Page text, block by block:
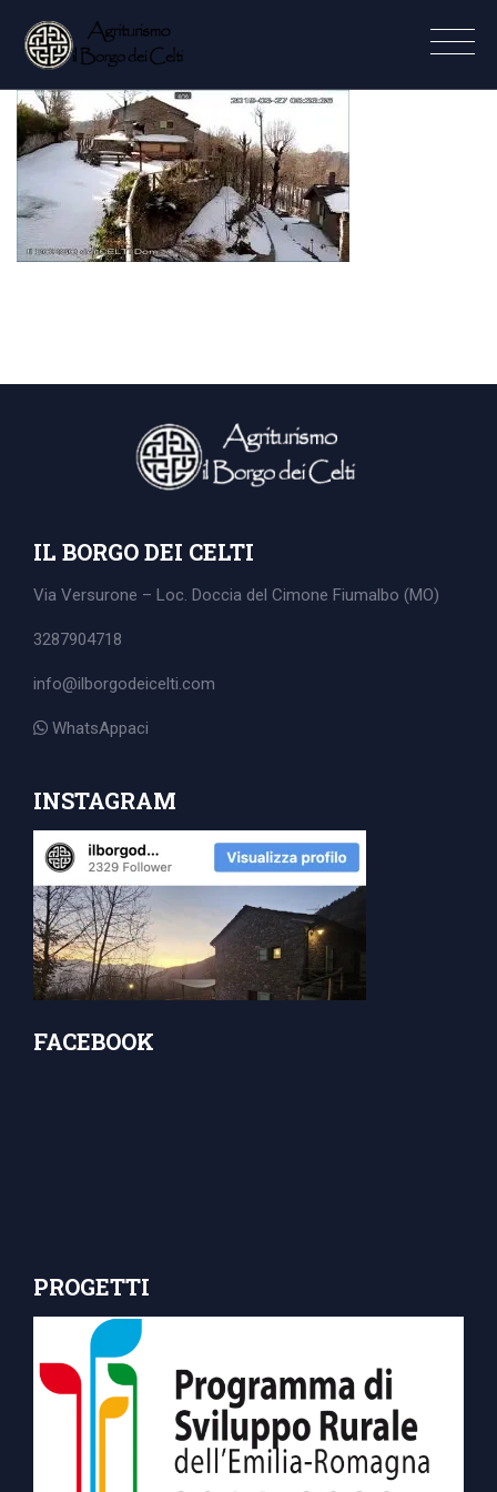
IL BORGO DEI CELTI
Via Versurone – Loc. Doccia del Cimone Fiumalbo (MO)
3287904718
info@ilborgodeicelti.com
WhatsAppaci
INSTAGRAM
FACEBOOK
PROGETTI
for: